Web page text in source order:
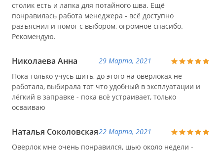
столик есть и лапка для потайного шва. Ещё
понравилась работа менеджера - всё доступно
разъяснил и помог с выбором, огромное спасибо.
Рекомендую.
Николаева Анна
29 Марта, 2021
Пока только учусь шить, до этого на оверлоках не
работала, выбирала тот что удобный в эксплуатации и
лёгкий в заправке - пока всё устраивает, только
осваиваю
Наталья Соколовская22 Марта, 2021
Оверлок мне очень понравился, шью около недели -